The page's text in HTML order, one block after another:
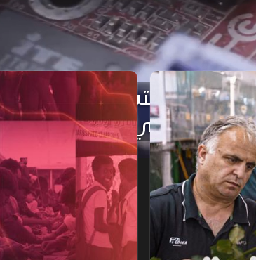
سبب وجود البيتكوين
سريلانكا.. ضائقة الديون